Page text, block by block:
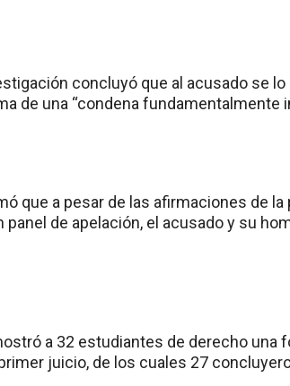
concluyó que al acusado se
de una “condena fundamentalmente
que a pesar de las afirmaciones de
panel de apelación, el acusado y su
a 32 estudiantes de derecho una
juicio, de los cuales 27